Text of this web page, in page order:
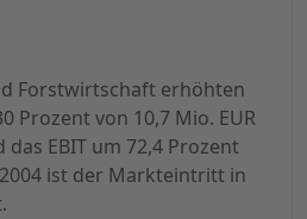
Forstwirtschaft erhöhten
Prozent von 10,7 Mio. EUR
das EBIT um 72,4 Prozent
ist der Markteintritt in